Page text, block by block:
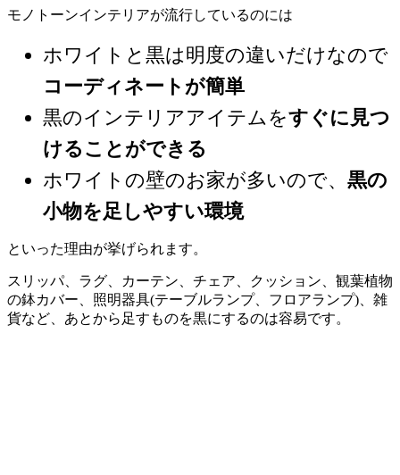
モノトーンインテリアが流行しているのには
ホワイトと黒は明度の違いだけなので
コーディネートが簡単
黒のインテリアアイテムをすぐに見つ
けることができる
ホワイトの壁のお家が多いので、 黒の
小物を足しやすい環境
といった理由が挙げられます。
スリッパ、ラグ、カーテン、チェア、クッション、観葉植物
の鉢カバー、照明器具(テーブルランプ、フロアランプ)、雑
貨など、あとから足すものを黒にするのは容易です。